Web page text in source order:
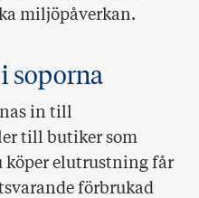
miljöpåverkan.
soporna
in till
till butiker som
köper elutrustning får
förbrukad